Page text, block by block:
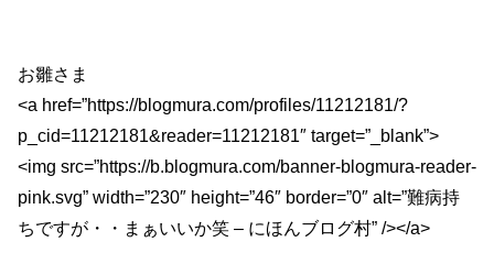
お雛さま
<a href=”https://blogmura.com/profiles/11212181/?
p_cid=11212181&reader=11212181″ target=”_blank”>
<img src=”https://b.blogmura.com/banner-blogmura-reader-
pink.svg” width=”230″ height=”46″ border=”0″ alt=”難病持
ちですが・・まぁいいか笑 – にほんブログ村” /></a>